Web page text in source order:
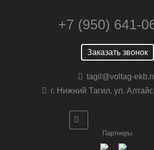
+7 (950) 641-
Заказать звонок
tagil@voltag-
г. Нижний Тагил, ул.
Партнеры